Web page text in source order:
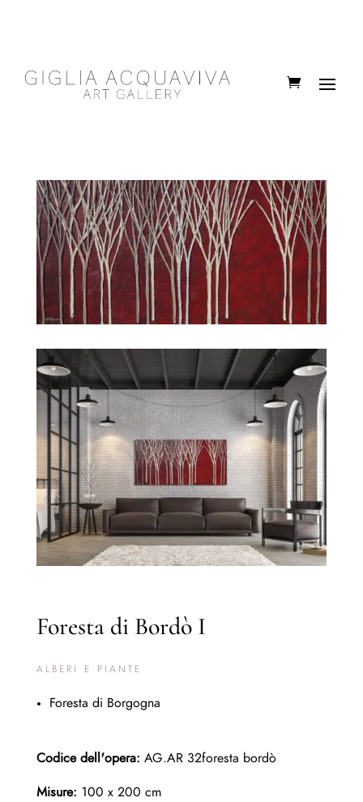
Foresta di Bordò I
ALBERI E PIANTE
Foresta di Borgogna
Codice dell'opera: AG.AR 32foresta bordò
Misure: 100 x 200 cm